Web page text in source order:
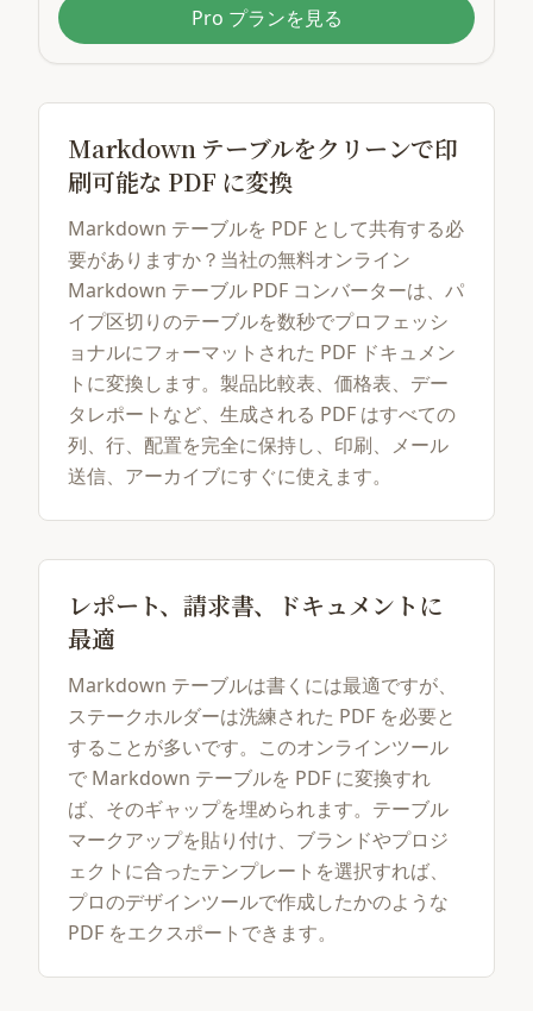
Pro プランを見る
Markdown テーブルをクリーンで印
刷可能な PDF に変換
Markdown テーブルを PDF として共有する必
要がありますか？当社の無料オンライン
Markdown テーブル PDF コンバーターは、パ
イプ区切りのテーブルを数秒でプロフェッシ
ョナルにフォーマットされた PDF ドキュメン
トに変換します。製品比較表、価格表、デー
タレポートなど、生成される PDF はすべての
列、行、配置を完全に保持し、印刷、メール
送信、アーカイブにすぐに使えます。
レポート、請求書、ドキュメントに
最適
Markdown テーブルは書くには最適ですが、
ステークホルダーは洗練された PDF を必要と
することが多いです。このオンラインツール
で Markdown テーブルを PDF に変換すれ
ば、そのギャップを埋められます。テーブル
マークアップを貼り付け、ブランドやプロジ
ェクトに合ったテンプレートを選択すれば、
プロのデザインツールで作成したかのような
PDF をエクスポートできます。